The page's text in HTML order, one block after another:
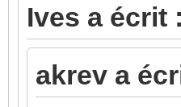
Ives a écrit :
akrev a